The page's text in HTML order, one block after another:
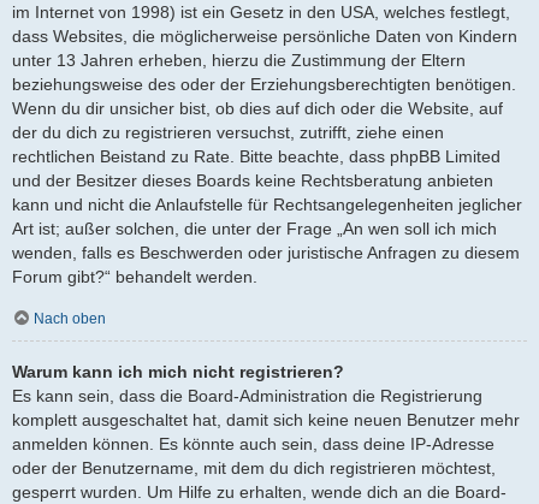
im Internet von 1998) ist ein Gesetz in den USA, welches festlegt,
dass Websites, die möglicherweise persönliche Daten von Kindern
unter 13 Jahren erheben, hierzu die Zustimmung der Eltern
beziehungsweise des oder der Erziehungsberechtigten benötigen.
Wenn du dir unsicher bist, ob dies auf dich oder die Website, auf
der du dich zu registrieren versuchst, zutrifft, ziehe einen
rechtlichen Beistand zu Rate. Bitte beachte, dass phpBB Limited
und der Besitzer dieses Boards keine Rechtsberatung anbieten
kann und nicht die Anlaufstelle für Rechtsangelegenheiten jeglicher
Art ist; außer solchen, die unter der Frage „An wen soll ich mich
wenden, falls es Beschwerden oder juristische Anfragen zu diesem
Forum gibt?“ behandelt werden.
Nach oben
Warum kann ich mich nicht registrieren?
Es kann sein, dass die Board-Administration die Registrierung
komplett ausgeschaltet hat, damit sich keine neuen Benutzer mehr
anmelden können. Es könnte auch sein, dass deine IP-Adresse
oder der Benutzername, mit dem du dich registrieren möchtest,
gesperrt wurden. Um Hilfe zu erhalten, wende dich an die Board-